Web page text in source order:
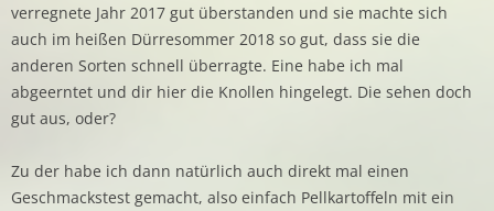
verregnete Jahr 2017 gut überstanden und sie machte sich
auch im heißen Dürresommer 2018 so gut, dass sie die
anderen Sorten schnell überragte. Eine habe ich mal
abgeerntet und dir hier die Knollen hingelegt. Die sehen doch
gut aus, oder?
Zu der habe ich dann natürlich auch direkt mal einen
Geschmackstest gemacht, also einfach Pellkartoffeln mit ein